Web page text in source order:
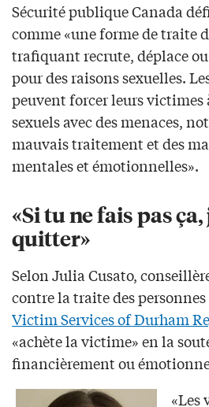
Sécurité publique Canada
comme «une forme de traite
trafiquant recrute, déplace
pour des raisons sexuelles.
peuvent forcer leurs victimes
sexuels avec des menaces,
mauvais traitement et des
mentales et émotionnelles».
«Si tu ne fais pas
quitter»
Selon Julia Cusato,
contre la traite des personnes
Victim Services of Durham
«achète la victime» en la
financièrement ou
«Les